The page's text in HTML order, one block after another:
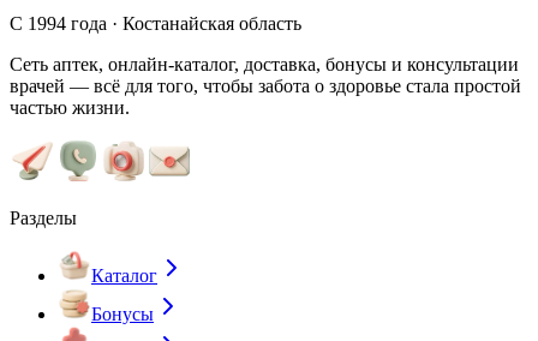
С 1994 года · Костанайская область
Сеть аптек, онлайн-каталог, доставка, бонусы и консультации
врачей — всё для того, чтобы забота о здоровье стала простой
частью жизни.
Разделы
Каталог
Бонусы